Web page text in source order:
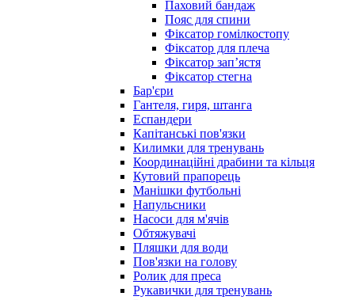
Паховий бандаж
Пояс для спини
Фіксатор гомілкостопу
Фіксатор для плеча
Фіксатор запʼястя
Фіксатор стегна
Бар'єри
Гантеля, гиря, штанга
Еспандери
Капітанські пов'язки
Килимки для тренувань
Координаційні драбини та кільця
Кутовий прапорець
Манішки футбольні
Напульсники
Насоси для м'ячів
Обтяжувачі
Пляшки для води
Пов'язки на голову
Ролик для преса
Рукавички для тренувань